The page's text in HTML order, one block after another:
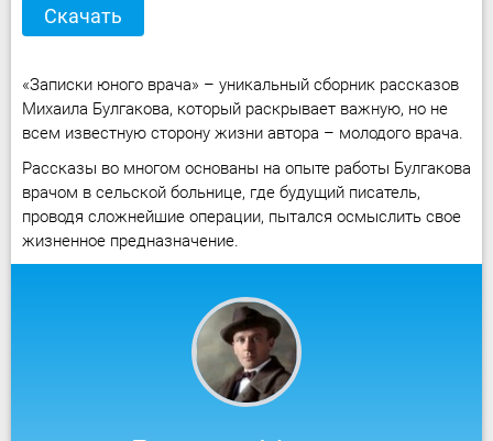
Скачать
«Записки юного врача» – уникальный сборник рассказов
Михаила Булгакова, который раскрывает важную, но не
всем известную сторону жизни автора – молодого врача.
Рассказы во многом основаны на опыте работы Булгакова
врачом в сельской больнице, где будущий писатель,
проводя сложнейшие операции, пытался осмыслить свое
жизненное предназначение.